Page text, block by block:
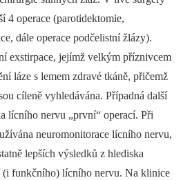
4 operace (parotidektomie,
dále operace podčelistní žlázy).
exstirpace, jejímž velkým příznivcem
láze s lemem zdravé tkáně, přičemž
cíleně vyhledávána. Případná další
lícního nervu „první“ operací. Při
neuromonitorace lícního nervu,
lepších výsledků z hlediska
(i funkčního) lícního nervu. Na klinice